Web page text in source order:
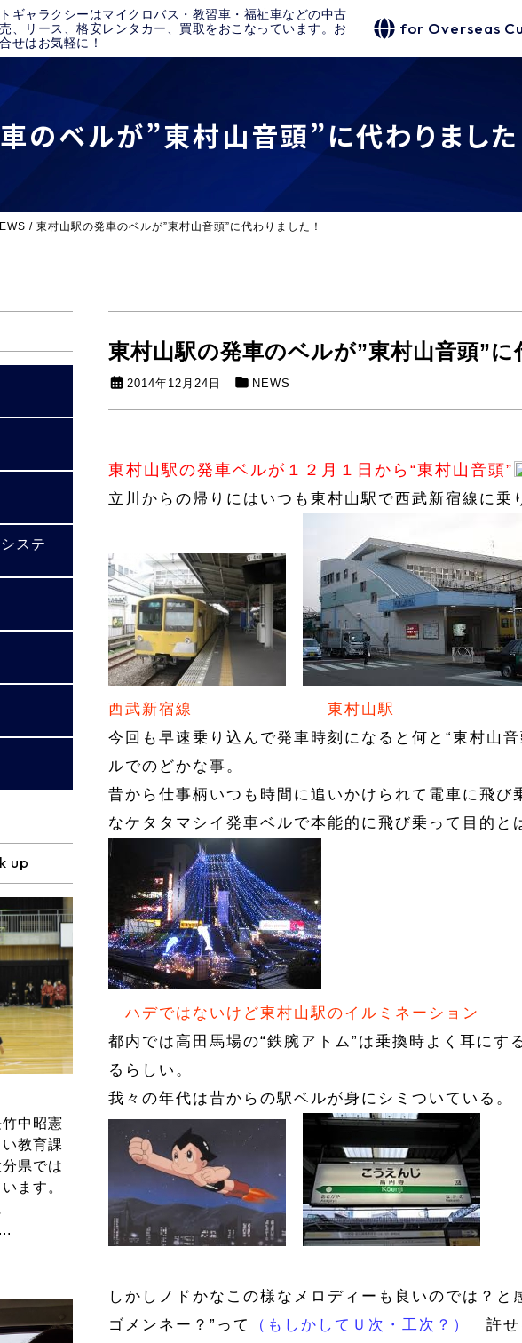
ギャラクシーはマイクロバス・教習車・福祉車などの中古
、リース、格安レンタカー、買取をおこなっています。お
せはお気軽に！
for Overseas
のベルが”東村山音頭”に代わりました
/ 東村山駅の発車のベルが”東村山音頭”に代わりました！
東村山駅の発車のベルが”東村山音頭”に
2014年12月24日 NEWS
東村山駅の発車ベルが１２月１日から“東村山音頭”
立川からの帰りにはいつも東村山駅で西武新宿線に乗
西武新宿線
東村山駅
今回も早速乗り込んで発車時刻になると何と“東村山
ルでのどかな事。
昔から仕事柄いつも時間に追いかけられて電車に飛び
なケタタマシイ発車ベルで本能的に飛び乗って目的と
ハデではないけど東村山駅のイルミネーション
都内では高田馬場の“鉄腕アトム”は乗換時よく耳にす
るらしい。
我々の年代は昔からの駅ベルが身にシミついている。
しかしノドかなこの様なメロディーも良いのでは？と
ゴメンネー？”って
（もしかしてＵ次・工次？） 許
ステ
up
中昭憲
教育課
県では
ます。